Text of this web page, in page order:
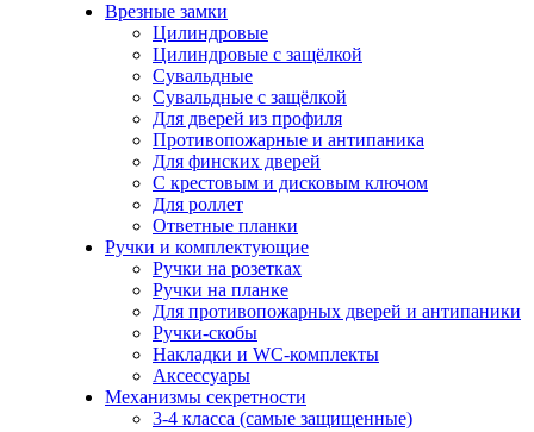
Врезные замки
Цилиндровые
Цилиндровые с защёлкой
Сувальдные
Сувальдные с защёлкой
Для дверей из профиля
Противопожарные и антипаника
Для финских дверей
С крестовым и дисковым ключом
Для роллет
Ответные планки
Ручки и комплектующие
Ручки на розетках
Ручки на планке
Для противопожарных дверей и антипаники
Ручки-скобы
Накладки и WC-комплекты
Аксессуары
Механизмы секретности
3-4 класса (самые защищенные)